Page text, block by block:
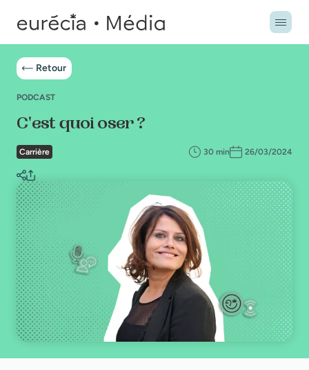
Retour
PODCAST
C'est quoi oser ?
Carrière 30 min 26/03/2024